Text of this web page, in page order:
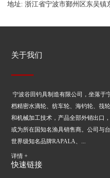
地址: 浙江省宁波市鄞州区东吴镇
关于我们
宁波谷田钓具制造有限公司，坐落于
档精密水滴轮、纺车轮、海钓轮、筏
和机械加工技术，产品全部外销出口
或为所在国知名渔具销售商。公司与
世界级知名品牌RAPALA、...
详情 +
快速链接